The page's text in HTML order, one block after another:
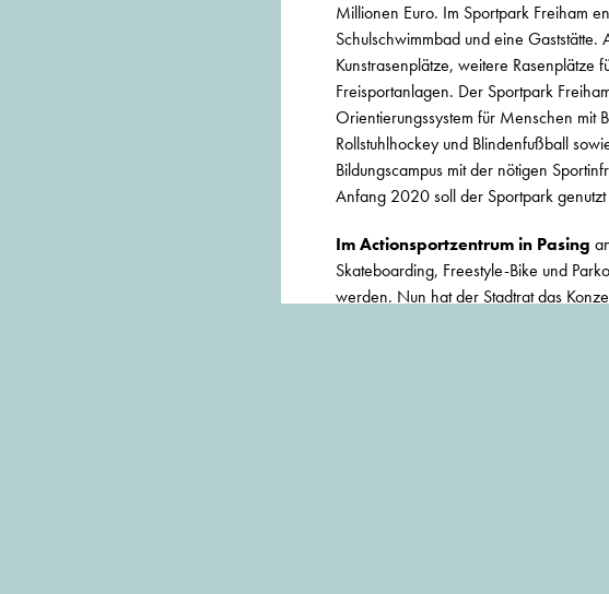
Millionen Euro. Im Sportpark Freiham
Schulschwimmbad und eine
Kunstrasenplätze, weitere Rasenplätze
Freisportanlagen. Der Sportpark
Orientierungssystem für Menschen mit
Rollstuhlhockey und Blindenfußball
Bildungscampus mit der nötigen
Anfang 2020 soll der Sportpark
Im Actionsportzentrum in Pasing
Skateboarding, Freestyle-Bike und
werden. Nun hat der Stadtrat das